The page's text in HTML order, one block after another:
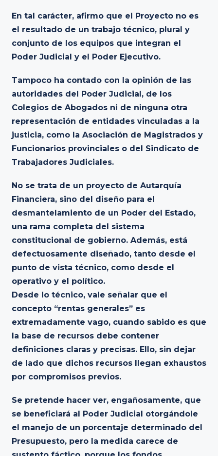
En tal carácter, afirmo que el Proyecto no es
el resultado de un trabajo técnico, plural y
conjunto de los equipos que integran el
Poder Judicial y el Poder Ejecutivo.
Tampoco ha contado con la opinión de las
autoridades del Poder Judicial, de los
Colegios de Abogados ni de ninguna otra
representación de entidades vinculadas a la
justicia, como la Asociación de Magistrados y
Funcionarios provinciales o del Sindicato de
Trabajadores Judiciales.
No se trata de un proyecto de Autarquía
Financiera, sino del diseño para el
desmantelamiento de un Poder del Estado,
una rama completa del sistema
constitucional de gobierno. Además, está
defectuosamente diseñado, tanto desde el
punto de vista técnico, como desde el
operativo y el político.
Desde lo técnico, vale señalar que el
concepto “rentas generales” es
extremadamente vago, cuando sabido es que
la base de recursos debe contener
definiciones claras y precisas. Ello, sin dejar
de lado que dichos recursos llegan exhaustos
por compromisos previos.
Se pretende hacer ver, engañosamente, que
se beneficiará al Poder Judicial otorgándole
el manejo de un porcentaje determinado del
Presupuesto, pero la medida carece de